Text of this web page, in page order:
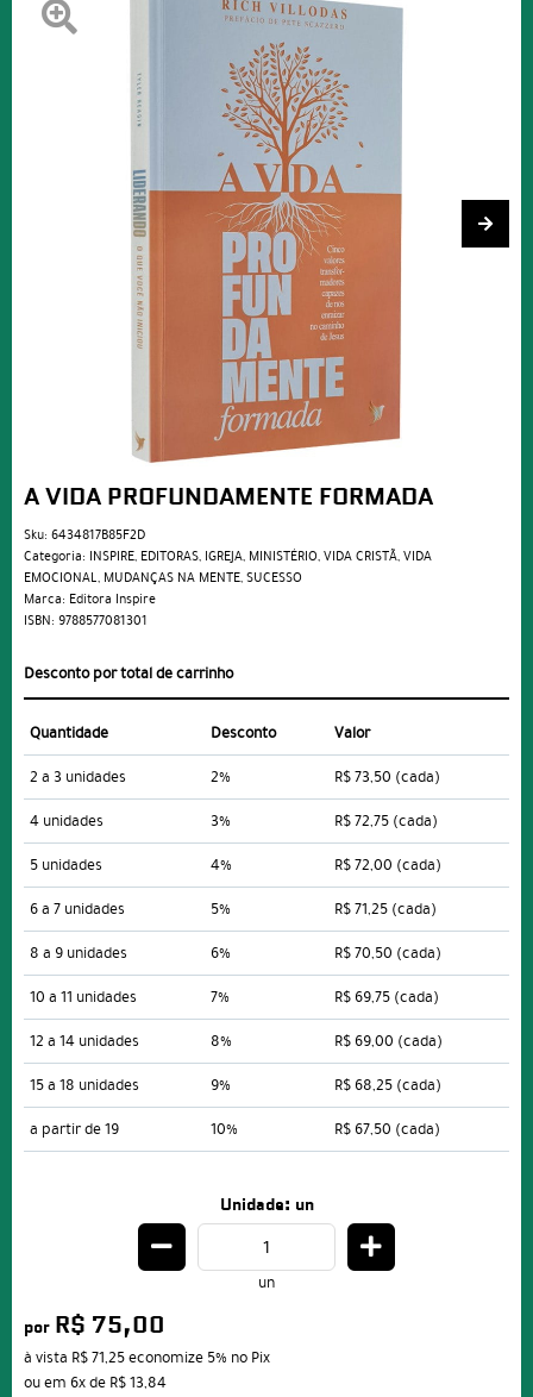
A VIDA PROFUNDAMENTE FORMADA
Sku: 6434817B85F2D
Categoria: INSPIRE, EDITORAS, IGREJA, MINISTÉRIO,VIDA CRISTÃ,VIDA
EMOCIONAL, MUDANÇAS NA MENTE,SUCESSO
Marca: Editora Inspire
ISBN: 9788577081301
Desconto por total de carrinho
Quantidade Desconto
Valor
2 a 3 unidades
2% R$ 73,50 (cada)
4 unidades
3% R$ 72,75 (cada)
5 unidades
4% R$ 72,00 (cada)
6 a 7 unidades
5% R$ 71,25 (cada)
8 a 9 unidades
6% R$ 70,50 (cada)
10 a 11 unidades
7% R$ 69,75 (cada)
12 a 14 unidades
8% R$ 69,00 (cada)
15 a 18 unidades
9% R$ 68,25 (cada)
a partir de 19
10% R$ 67,50 (cada)
Unidade: un
un
por R$ 75,00
à vista R$ 71,25economize 5% no Pix
ou em 6xde R$ 13,84